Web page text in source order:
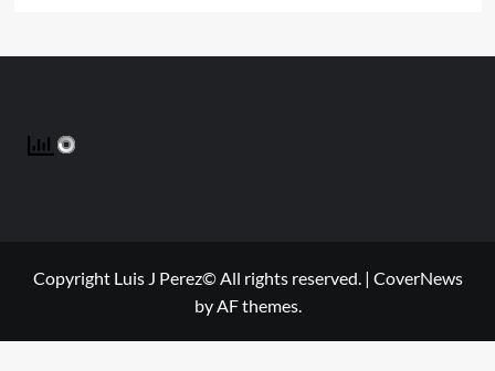
Copyright Luis J Perez© All rights reserved. | CoverNews
by AF themes.